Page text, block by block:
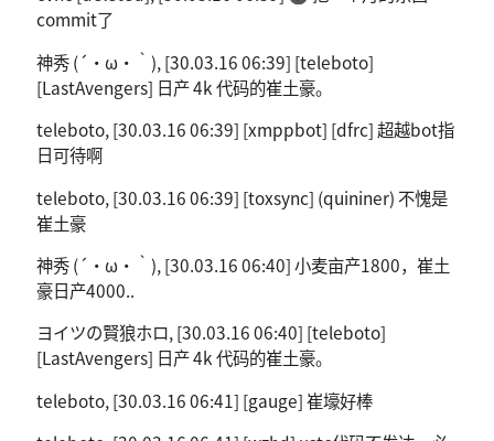
commit了
神秀 (´・ω・｀), [30.03.16 06:39] [teleboto]
[LastAvengers] 日产 4k 代码的崔土豪。
teleboto, [30.03.16 06:39] [xmppbot] [dfrc] 超越bot指
日可待啊
teleboto, [30.03.16 06:39] [toxsync] (quininer) 不愧是
崔土豪
神秀 (´・ω・｀), [30.03.16 06:40] 小麦亩产1800，崔土
豪日产4000..
ヨイツの賢狼ホロ, [30.03.16 06:40] [teleboto]
[LastAvengers] 日产 4k 代码的崔土豪。
teleboto, [30.03.16 06:41] [gauge] 崔壕好棒